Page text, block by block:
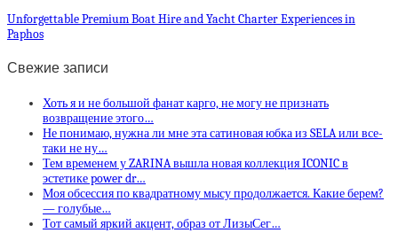
Unforgettable Premium Boat Hire and Yacht Charter Experiences in
Paphos
Свежие записи
Хоть я и не большой фанат карго, не могу не признать
возвращение этого…
Не понимаю, нужна ли мне эта сатиновая юбка из SELA или все-
таки не ну…
Тем временем у ZARINA вышла новая коллекция ICONIC в
эстетике power dr…
Моя обсессия по квадратному мысу продолжается. Какие берем?
— голубые…
Тот самый яркий акцент, образ от ЛизыСег…